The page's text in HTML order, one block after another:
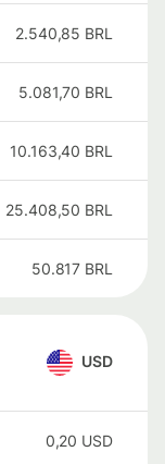
2.540,85 BRL
5.081,70 BRL
10.163,40 BRL
25.408,50 BRL
50.817 BRL
USD
0,20 USD